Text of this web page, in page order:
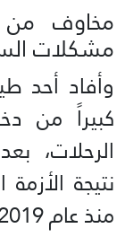
مخاوف من
مشكلات
وأفاد أحد
كبيراً من
الرحلات،
نتيجة
منذ عام 2019.